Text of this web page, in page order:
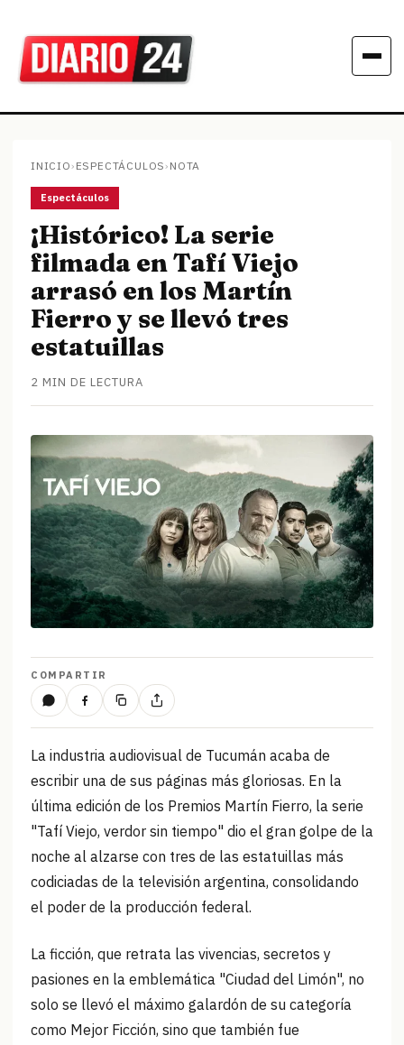
INICIO› ESPECTÁCULOS› NOTA
Espectáculos
¡Histórico! La serie
filmada en Tafí Viejo
arrasó en los Martín
Fierro y se llevó tres
estatuillas
2 MIN DE LECTURA
COMPARTIR
La industria audiovisual de Tucumán acaba de
escribir una de sus páginas más gloriosas. En la
última edición de los Premios Martín Fierro, la serie
"Tafí Viejo, verdor sin tiempo" dio el gran golpe de la
noche al alzarse con tres de las estatuillas más
codiciadas de la televisión argentina, consolidando
el poder de la producción federal.
La ficción, que retrata las vivencias, secretos y
pasiones en la emblemática "Ciudad del Limón", no
solo se llevó el máximo galardón de su categoría
como Mejor Ficción, sino que también fue